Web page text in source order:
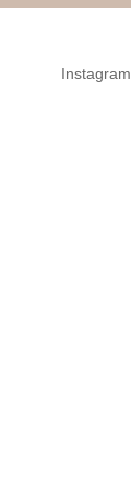
Instagram